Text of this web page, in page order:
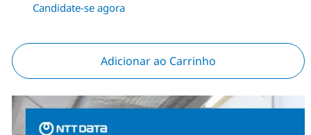
Candidate-se agora
Adicionar ao Carrinho